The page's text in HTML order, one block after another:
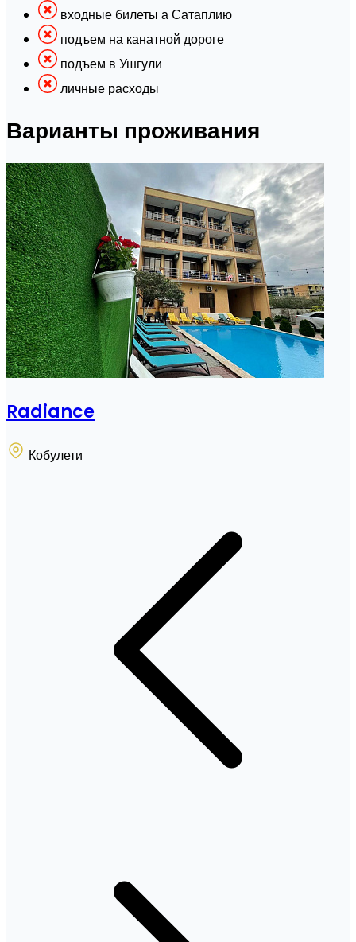
входные билеты а Сатаплию
подъем на канатной дороге
подъем в Ушгули
личные расходы
Варианты проживания
Radiance
Кобулети